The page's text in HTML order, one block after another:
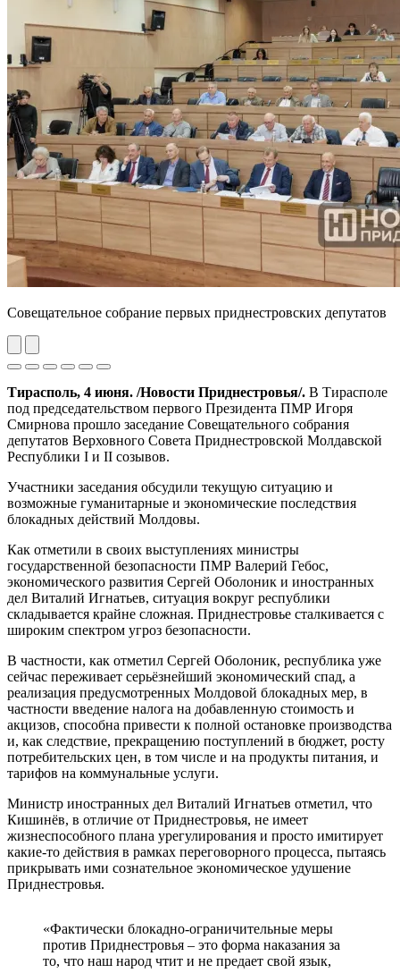
Совещательное собрание первых приднестровских депутатов
Previous
Next
Тирасполь, 4 июня. /Новости Приднестровья/. В Тирасполе
под председательством первого Президента ПМР Игоря
Смирнова прошло заседание Совещательного собрания
депутатов Верховного Совета Приднестровской Молдавской
Республики I и II созывов.
Участники заседания обсудили текущую ситуацию и
возможные гуманитарные и экономические последствия
блокадных действий Молдовы.
Как отметили в своих выступлениях министры
государственной безопасности ПМР Валерий Гебос,
экономического развития Сергей Оболоник и иностранных
дел Виталий Игнатьев, ситуация вокруг республики
складывается крайне сложная. Приднестровье сталкивается с
широким спектром угроз безопасности.
В частности, как отметил Сергей Оболоник, республика уже
сейчас переживает серьёзнейший экономический спад, а
реализация предусмотренных Молдовой блокадных мер, в
частности введение налога на добавленную стоимость и
акцизов, способна привести к полной остановке производства
и, как следствие, прекращению поступлений в бюджет, росту
потребительских цен, в том числе и на продукты питания, и
тарифов на коммунальные услуги.
Министр иностранных дел Виталий Игнатьев отметил, что
Кишинёв, в отличие от Приднестровья, не имеет
жизнеспособного плана урегулирования и просто имитирует
какие-то действия в рамках переговорного процесса, пытаясь
прикрывать ими сознательное экономическое удушение
Приднестровья.
«Фактически блокадно-ограничительные меры
против Приднестровья – это форма наказания за
то, что наш народ чтит и не предает свой язык,